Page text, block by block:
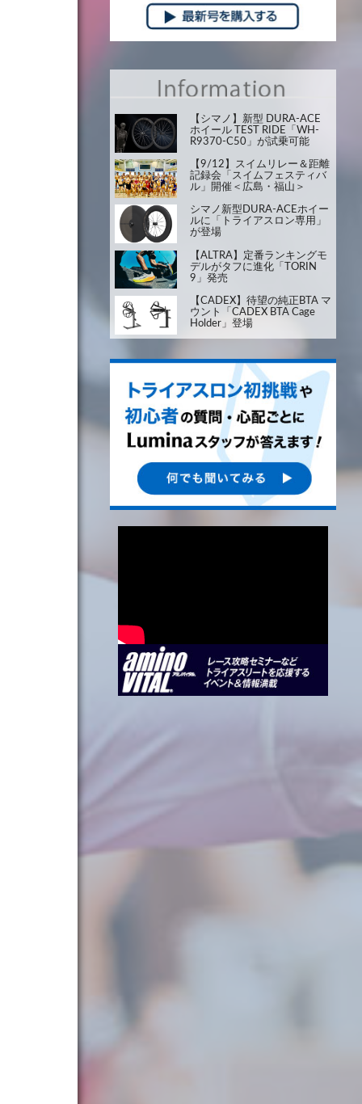
【シマノ】新型 DURA-ACE
ホイール TEST RIDE「WH-
R9370-C50」が試乗可能
【9/12】スイムリレー＆距離
記録会「スイムフェスティバ
ル」開催＜広島・福山＞
シマノ新型DURA-ACEホイー
ルに「トライアスロン専用」
が登場
【ALTRA】定番ランキングモ
デルがタフに進化「TORIN
9」発売
【CADEX】待望の純正BTA マ
ウント「CADEX BTA Cage
Holder」登場